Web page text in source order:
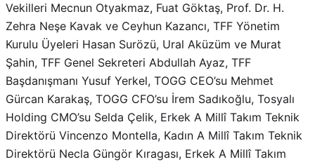
Vekilleri Mecnun Otyakmaz, Fuat Göktaş, Prof. Dr. H.
Zehra Neşe Kavak ve Ceyhun Kazancı, TFF Yönetim
Kurulu Üyeleri Hasan Surözü, Ural Aküzüm ve Murat
Şahin, TFF Genel Sekreteri Abdullah Ayaz, TFF
Başdanışmanı Yusuf Yerkel, TOGG CEO’su Mehmet
Gürcan Karakaş, TOGG CFO’su İrem Sadıkoğlu, Tosyalı
Holding CMO’su Selda Çelik, Erkek A Millî Takım Teknik
Direktörü Vincenzo Montella, Kadın A Millî Takım Teknik
Direktörü Necla Güngör Kıragası, Erkek A Millî Takım